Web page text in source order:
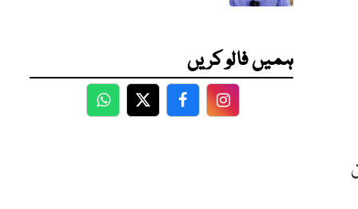
ہمیں فالو کریں
WhatsApp
TwitterFacebookFacebook